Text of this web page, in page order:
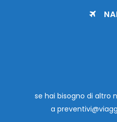
se hai bisogno di altro
a